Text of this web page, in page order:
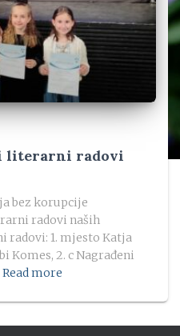
literarni radovi
bez korupcije
radovi naših
radovi: 1. mjesto Katja
Komes, 2. c Nagrađeni
Read more